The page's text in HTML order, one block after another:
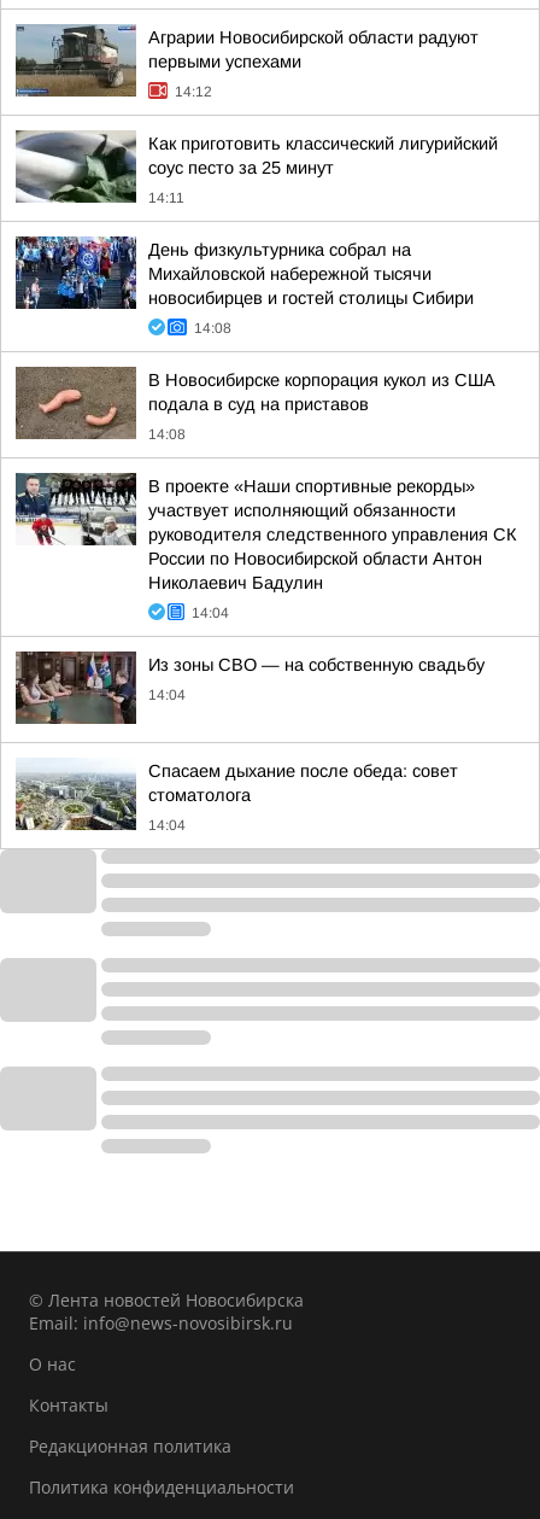
Аграрии Новосибирской области радуют
первыми успехами
14:12
Как приготовить классический лигурийский
соус песто за 25 минут
14:11
День физкультурника собрал на
Михайловской набережной тысячи
новосибирцев и гостей столицы Сибири
14:08
В Новосибирске корпорация кукол из США
подала в суд на приставов
14:08
В проекте «Наши спортивные рекорды»
участвует исполняющий обязанности
руководителя следственного управления СК
России по Новосибирской области Антон
Николаевич Бадулин
14:04
Из зоны СВО — на собственную свадьбу
14:04
Спасаем дыхание после обеда: совет
стоматолога
14:04
© Лента новостей Новосибирска
Email: info@news-novosibirsk.ru
О нас
Контакты
Редакционная политика
Политика конфиденциальности